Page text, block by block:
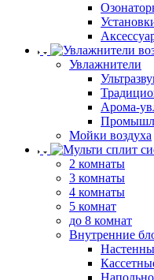
Увлажнители
Арома-
Мойки воздуха
2 комнаты
3 комнаты
4 комнаты
5 комнат
до 8 комнат
Внутренние